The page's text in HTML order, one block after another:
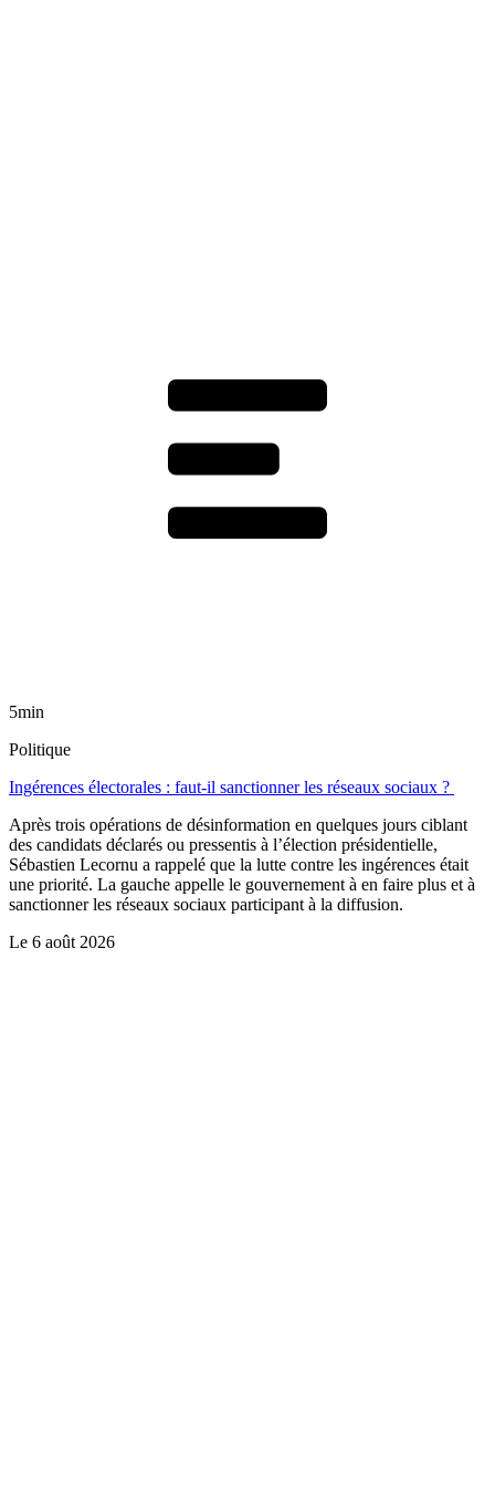
5min
Politique
Ingérences électorales : faut-il sanctionner les réseaux sociaux ?
Après trois opérations de désinformation en quelques jours ciblant
des candidats déclarés ou pressentis à l’élection présidentielle,
Sébastien Lecornu a rappelé que la lutte contre les ingérences était
une priorité. La gauche appelle le gouvernement à en faire plus et à
sanctionner les réseaux sociaux participant à la diffusion.
Le 6 août 2026